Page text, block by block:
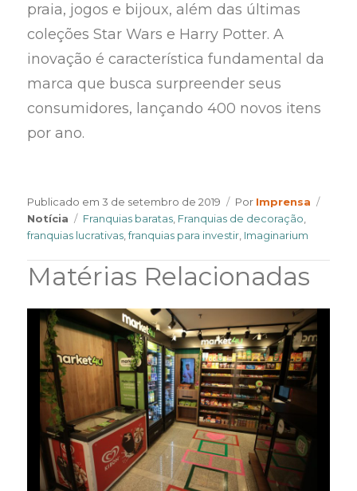
praia, jogos e bijoux, além das últimas
coleções Star Wars e Harry Potter. A
inovação é característica fundamental da
marca que busca surpreender seus
consumidores, lançando 400 novos itens
por ano.
Publicado em3 de setembro de 2019 Por Author
Imprensa
Notícia
Tags
Franquias baratas Franquias de decoração
franquias lucrativas ,franquias para investir Imaginarium
Matérias Relacionadas